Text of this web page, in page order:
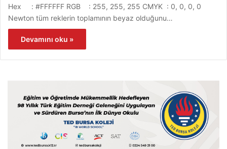
Hex : #FFFFFF RGB : 255, 255, 255 CMYK : 0, 0, 0, 0
Newton tüm reklerin toplamının beyaz olduğunu…
Devamını oku »